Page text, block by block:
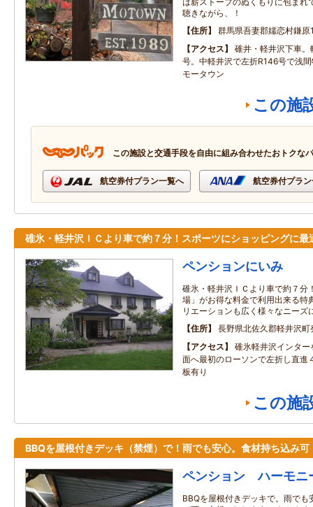
聴きながら、！
住所
群馬県吾妻郡嬬恋村鎌
アクセス
碓井・軽井沢下車。
号。中軽井沢で左折R146号で浅
モータウン
この施
この施設と交通手段を自由に組み合わせたおトクな
航空券付プラン一覧へ 航空券付プラ
碓氷・軽井沢ＩＣより車で約７分！スポーツにショッピングに最
ペンションにいみ
碓氷・軽井沢ＩＣより車で約７分
場」がお得な料金で利用出来る特
リエーションも広く様々なニーズ
住所
長野県北佐久郡軽井沢町
アクセス
碓氷軽井沢インタ
面へ最初のローソンで左折し直進
板有り
この施
BBQを屋根付きデッキ（禁煙）で！雨でも安心。食材持ち込み可
ペンション ハーモニ
BBQを屋根付きデッキで。雨で